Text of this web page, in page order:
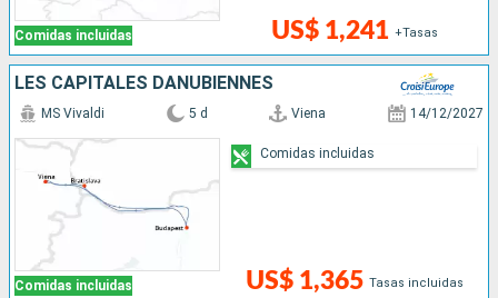
Comidas incluidas US$ 1,241 +Tasas
LES CAPITALES DANUBIENNES
Comidas incluidas
MS Vivaldi 5 d Viena 14/12/2027
US$ 1,365 Tasas incluidas
Comidas incluidas